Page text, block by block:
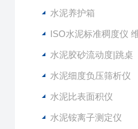
水泥养护箱
ISO水泥标准稠度仪
水泥胶砂流动度|跳桌
水泥细度负压筛析仪
水泥比表面积仪
水泥铵离子测定仪